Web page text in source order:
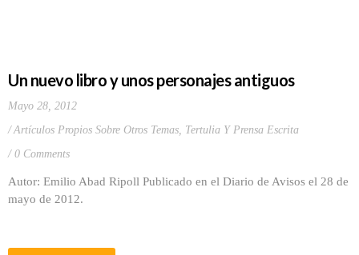
Un nuevo libro y unos personajes antiguos
Mayo 28, 2012
Artículos Propios Sobre Otros Temas, Tertulia Y Prensa Escrita
0 Comments
Autor: Emilio Abad Ripoll Publicado en el Diario de Avisos el 28 de
mayo de 2012.